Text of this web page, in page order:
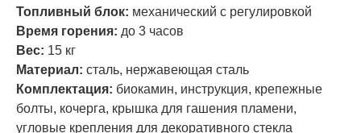
Топливный блок: механический с регулировкой
Время горения: до 3 часов
Вес: 15 кг
Материал: сталь, нержавеющая сталь
Комплектация: биокамин, инструкция, крепежные
болты, кочерга, крышка для гашения пламени,
угловые крепления для декоративного стекла